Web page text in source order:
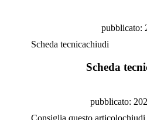
pubblicato:
Scheda tecnicachiudi
Scheda
pubblicato: